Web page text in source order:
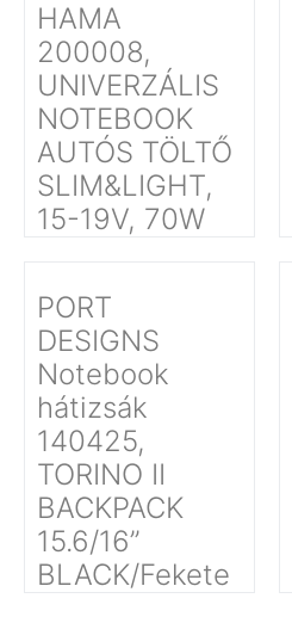
HAMA
200008,
UNIVERZÁLIS
NOTEBOOK
AUTÓS TÖLTŐ
SLIM&LIGHT,
15-19V, 70W
PORT
DESIGNS
Notebook
hátizsák
140425,
TORINO II
BACKPACK
15.6/16’’
BLACK/Fekete